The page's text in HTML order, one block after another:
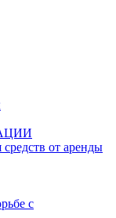
от аренды
с